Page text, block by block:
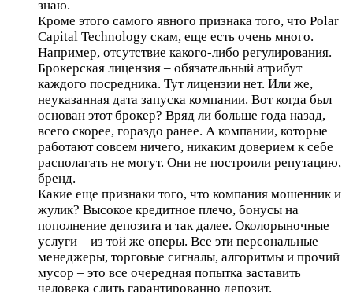
знаю.
Кроме этого самого явного признака того, что Polar
Capital Technology скам, еще есть очень много.
Например, отсутствие какого-либо регулирования.
Брокерская лицензия – обязательный атрибут
каждого посредника. Тут лицензии нет. Или же,
неуказанная дата запуска компании. Вот когда был
основан этот брокер? Вряд ли больше года назад,
всего скорее, гораздо ранее. А компании, которые
работают совсем ничего, никаким доверием к себе
располагать не могут. Они не построили репутацию,
бренд.
Какие еще признаки того, что компания мошенник и
жулик? Высокое кредитное плечо, бонусы на
пополнение депозита и так далее. Околорыночные
услуги – из той же оперы. Все эти персональные
менеджеры, торговые сигналы, алгоритмы и прочий
мусор – это все очередная попытка заставить
человека слить гарантированно депозит.